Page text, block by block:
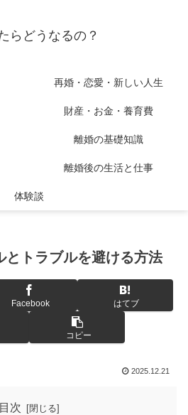
らどうなるの？
再婚・恋愛・新しい人生
財産・お金・養育費
離婚の基礎知識
離婚後の生活と仕事
体験談
とトラブルを避ける方法
Facebook はてブ
コピー
2025.12.21
目次